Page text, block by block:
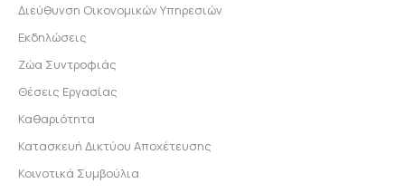
Διεύθυνση Οικονομικών Υπηρεσιών
Εκδηλώσεις
Ζώα Συντροφιάς
Θέσεις Εργασίας
Καθαριότητα
Κατασκευή Δικτύου Αποχέτευσης
Κοινοτικά Συμβούλια